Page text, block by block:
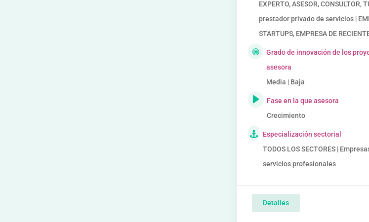
EXPERTO, ASESOR, CONSULTOR,
prestador privado de servicios |
STARTUPS, EMPRESA DE
Grado de innovación de los
asesora
Media | Baja
Fase en la que asesora
Crecimiento
Especialización sectorial
TODOS LOS SECTORES |
servicios profesionales
Detalles